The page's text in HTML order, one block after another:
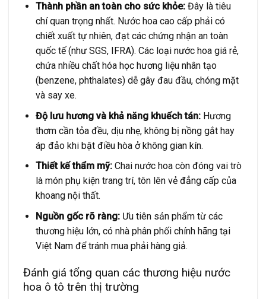
Thành phần an toàn cho sức khỏe:Đây là tiêu
chí quan trọng nhất. Nước hoa cao cấp phải có
chiết xuất tự nhiên, đạt các chứng nhận an toàn
quốc tế (như SGS, IFRA). Các loại nước hoa giá rẻ,
chứa nhiều chất hóa học hương liệu nhân tạo
(benzene, phthalates) dễ gây đau đầu, chóng mặt
và say xe.
Độ lưu hương và khả năng khuếch tán:Hương
thơm cần tỏa đều, dịu nhẹ, không bị nồng gắt hay
áp đảo khi bật điều hòa ở không gian kín.
Thiết kế thẩm mỹ:Chai nước hoa còn đóng vai trò
là món phụ kiện trang trí, tôn lên vẻ đẳng cấp của
khoang nội thất.
Nguồn gốc rõ ràng:Ưu tiên sản phẩm từ các
thương hiệu lớn, có nhà phân phối chính hãng tại
Việt Nam để tránh mua phải hàng giả.
Đánh giá tổng quan các thương hiệu nước
hoa ô tô trên thị trường